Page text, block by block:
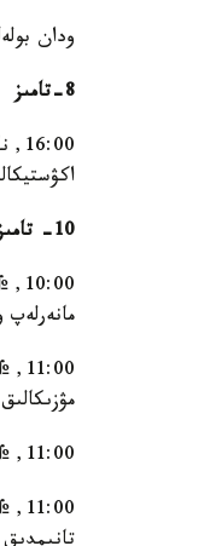
ودان
8-تامىز
10- تامىز
مانەرلەپ
11:00, №6 كىتاپحانا (تاتار كوشەسى، 32) - «ولمەيتۇعىن ارتىنا ءسوز قالدىرعان» ادەبي-پوەزيالىق كەشى.